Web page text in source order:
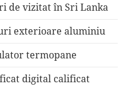
de vizitat în Sri Lanka
exterioare aluminiu
termopane
digital calificat